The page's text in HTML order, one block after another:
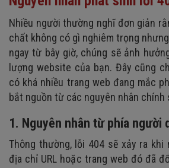
Nhiều người thường nghĩ đơn giản
chất không có gì nghiêm trọng
ngay từ bây giờ, chúng sẽ ảnh
lượng website của bạn. Đây cũng
có khá nhiều trang web đang mắc
bắt nguồn từ các nguyên nhân chính
1. Nguyên nhân từ phía người
Thông thường, lỗi 404 sẽ xảy ra khi
địa chỉ URL hoặc trang web đó đã